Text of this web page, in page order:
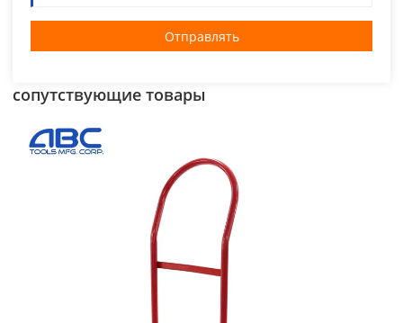
Отправлять
сопутствующие товары